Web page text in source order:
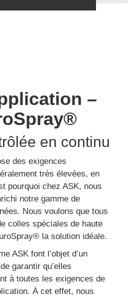
–
en continu
des exigences
très élevées, en
pourquoi chez ASK, nous
notre gamme de
Nous voulons que tous
colles spéciales de haute
la solution idéale.
ASK font l’objet d’un
garantir qu’elles
à toutes les exigences de
À cet effet, nous